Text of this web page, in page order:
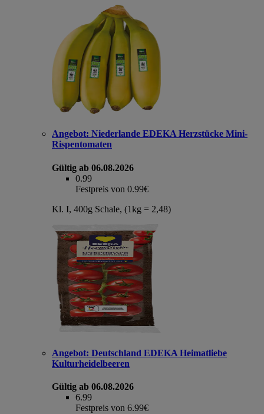
Angebot: Niederlande EDEKA Herzstücke Mini-
Rispentomaten
Gültig ab 06.08.2026
0.99
Festpreis von 0.99€
Kl. I, 400g Schale, (1kg = 2,48)
Angebot: Deutschland EDEKA Heimatliebe
Kulturheidelbeeren
Gültig ab 06.08.2026
6.99
Festpreis von 6.99€